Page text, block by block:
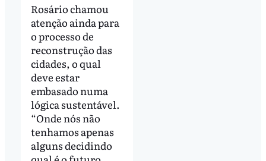
Rosário chamou
atenção ainda para
o processo de
reconstrução das
cidades, o qual
deve estar
embasado numa
lógica sustentável.
“Onde nós não
tenhamos apenas
alguns decidindo